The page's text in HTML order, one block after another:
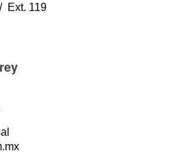
Ext. 119